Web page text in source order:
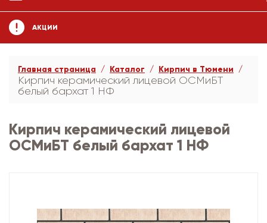
АКЦИИ
Главная страница Каталог Кирпич в Тюмени
Кирпич керамический лицевой ОСМиБТ
белый бархат 1 НФ
Кирпич керамический лицевой
ОСМиБТ белый бархат 1 НФ